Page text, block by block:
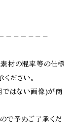
－－－－－－
材の混率等の仕様
ださい。
ではない画像)が商
で予めご了承くだ